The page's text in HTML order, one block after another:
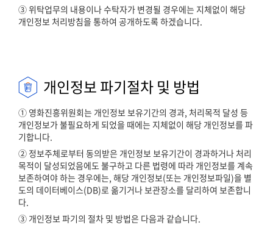
③ 위탁업무의 내용이나 수탁자가 변경될 경우에는 지체없이 해당
개인정보 처리방침을 통하여 공개하도록 하겠습니다.
개인정보 파기절차 및 방법
① 영화진흥위원회는 개인정보 보유기간의 경과, 처리목적 달성 등
개인정보가 불필요하게 되었을 때에는 지체없이 해당 개인정보를 파
기합니다.
② 정보주체로부터 동의받은 개인정보 보유기간이 경과하거나 처리
목적이 달성되었음에도 불구하고 다른 법령에 따라 개인정보를 계속
보존하여야 하는 경우에는, 해당 개인정보(또는 개인정보파일)을 별
도의 데이터베이스(DB)로 옮기거나 보관장소를 달리하여 보존합니
다.
③ 개인정보 파기의 절차 및 방법은 다음과 같습니다.